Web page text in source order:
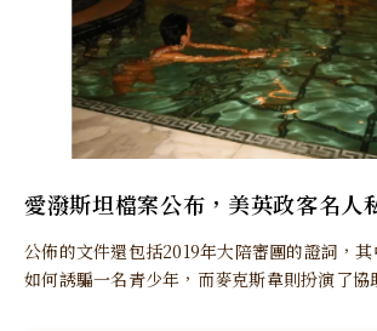
愛潑斯坦檔案公布，美英政客名人
公佈的文件還包括2019年大陪審團的證詞，
如何誘騙一名青少年，而麥克斯韋則扮演了協